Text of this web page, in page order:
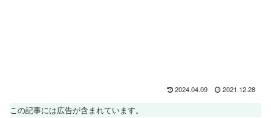
2024.04.09 2021.12.28
この記事には広告が含まれています。